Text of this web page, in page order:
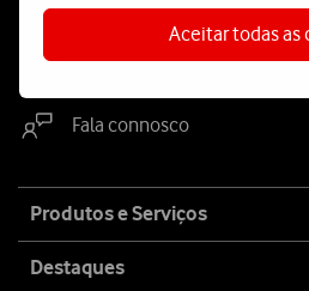
Aceitar todas as
Fala connosco
map
Produtos e Serviços
Destaques